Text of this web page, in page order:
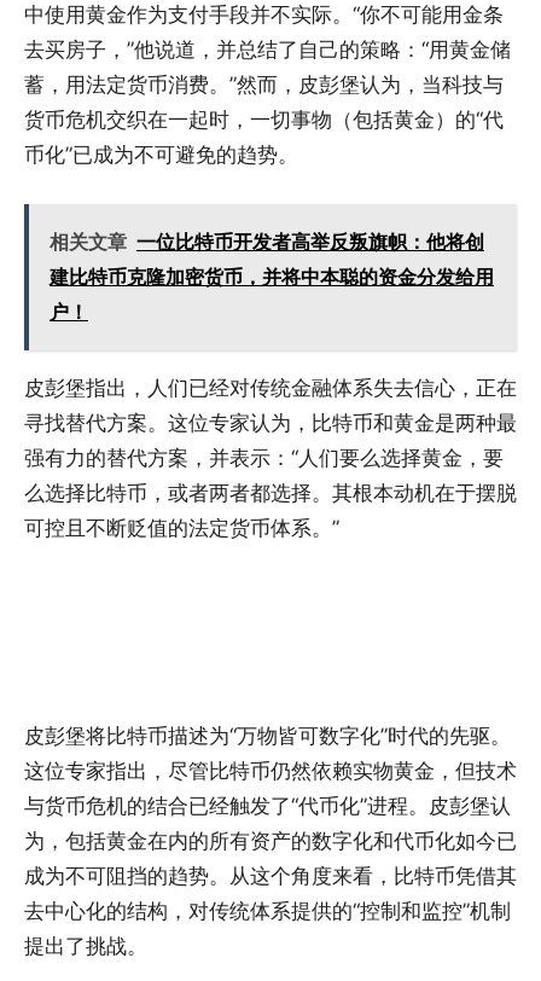
中使用黄金作为支付手段并不实际。“你不可能用金条
去买房子，”他说道，并总结了自己的策略：“用黄金储
蓄，用法定货币消费。”然而，皮彭堡认为，当科技与
货币危机交织在一起时，一切事物（包括黄金）的“代
币化”已成为不可避免的趋势。
相关文章 一位比特币开发者高举反叛旗帜：他将创
建比特币克隆加密货币，并将中本聪的资金分发给用
户！
皮彭堡指出，人们已经对传统金融体系失去信心，正在
寻找替代方案。这位专家认为，比特币和黄金是两种最
强有力的替代方案，并表示：“人们要么选择黄金，要
么选择比特币，或者两者都选择。其根本动机在于摆脱
可控且不断贬值的法定货币体系。”
皮彭堡将比特币描述为“万物皆可数字化”时代的先驱。
这位专家指出，尽管比特币仍然依赖实物黄金，但技术
与货币危机的结合已经触发了“代币化”进程。皮彭堡认
为，包括黄金在内的所有资产的数字化和代币化如今已
成为不可阻挡的趋势。从这个角度来看，比特币凭借其
去中心化的结构，对传统体系提供的“控制和监控”机制
提出了挑战。